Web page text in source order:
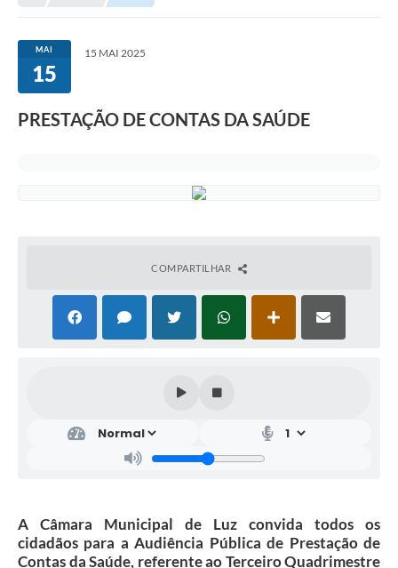
MAI
15
15 MAI 2025
PRESTAÇÃO DE CONTAS DA SAÚDE
COMPARTILHAR
A Câmara Municipal de Luz convida todos os
cidadãos para a Audiência Pública de Prestação de
Contas da Saúde, referente ao Terceiro Quadrimestre